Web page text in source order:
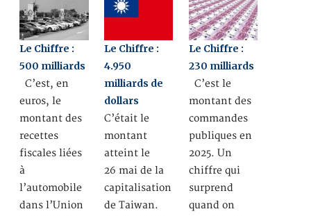
Le Chiffre :
500 milliards
C’est, en
euros, le
montant des
recettes
fiscales liées
à
l’automobile
dans l’Union
Le Chiffre :
4.950
milliards de
dollars
C’était le
montant
atteint le
26 mai de la
capitalisation
de Taiwan.
Le Chiffre :
230 milliards
C’est le
montant des
commandes
publiques en
2025. Un
chiffre qui
surprend
quand on